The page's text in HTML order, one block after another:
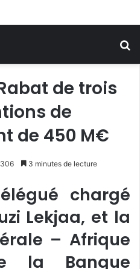
de trois
de
de 450 M€
3 minutes de lecture
chargé
Lekjaa, et la
– Afrique
la Banque